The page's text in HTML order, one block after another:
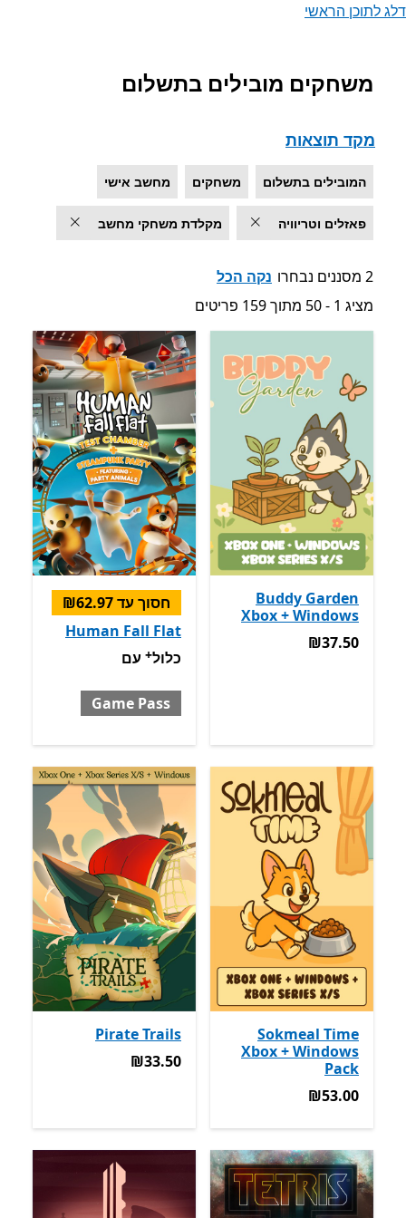
דלג לתוכן הראשי
רשימה של Microsoft.com
משחקים מובילים בתשלום
מקד תוצאות
המובילים בתשלום משחקים מחשב אישי
פאזלים וטריוויה מקלדת משחקי מחשב
2 מסננים נבחרו
נקה הכל
מציג 1 - 50 מתוך 159 פריטים
מציג 1 - 50 מתוך 159 פריטים
Buddy Garden
Xbox + Windows
‪₪37.50‬
‪₪37.50‬
חסוך עד ‪₪62.97‬
Human Fall Flat
כלול עם Game Pass
כלול+ עם
Game Pass
Sokmeal Time
Xbox + Windows
Pack
‪₪53.00‬
‪₪53.00‬
Pirate Trails
‪₪33.50‬
‪₪33.50‬